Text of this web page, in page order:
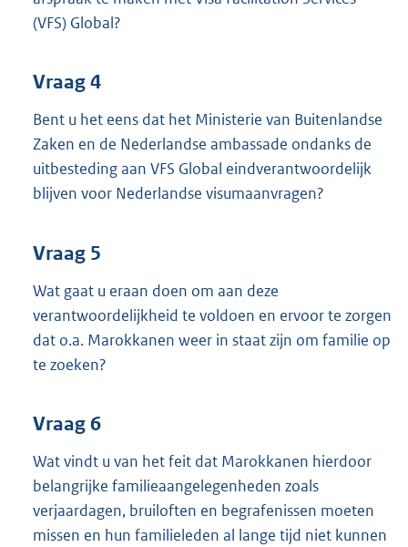
(VFS) Global?
Vraag 4
Bent u het eens dat het Ministerie van Buitenlandse
Zaken en de Nederlandse ambassade ondanks de
uitbesteding aan VFS Global eindverantwoordelijk
blijven voor Nederlandse visumaanvragen?
Vraag 5
Wat gaat u eraan doen om aan deze
verantwoordelijkheid te voldoen en ervoor te zorgen
dat o.a. Marokkanen weer in staat zijn om familie op
te zoeken?
Vraag 6
Wat vindt u van het feit dat Marokkanen hierdoor
belangrijke familieaangelegenheden zoals
verjaardagen, bruiloften en begrafenissen moeten
missen en hun familieleden al lange tijd niet kunnen